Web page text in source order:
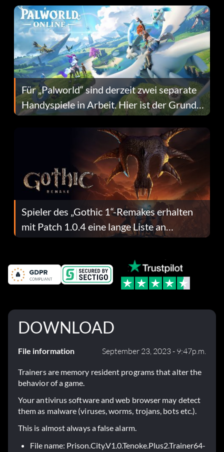
Für „Palworld“ sind derzeit zwei separate
Handyspiele in Arbeit. Hier ist der Grund
dafür.
Spieler des „Gothic 1“-Remakes erhalten
mit Patch 1.0.4 eine lange Liste an
Fehlerbehebungen
DOWNLOAD
File information September 23, 2023 - 9:47p.m.
Trainers are memory resident programs that alter the
behavior of a game.
Your antivirus software and web browser may detect
them as malware (viruses, worms, trojans, bots etc.).
This is almost always a false alarm.
File name: Prison.City.V1.0.Tenoke.Plus2.Trainer64-